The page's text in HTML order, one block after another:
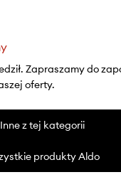
Zapraszamy do
oferty.
Inne z tej kategorii
produkty Aldo